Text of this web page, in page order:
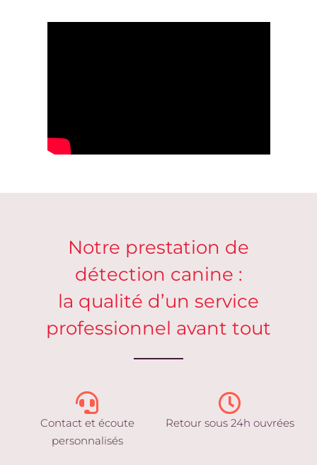
Notre prestation de
détection canine :
la qualité d’un service
professionnel avant tout
Contact et écoute
personnalisés
Retour sous 24h ouvrées